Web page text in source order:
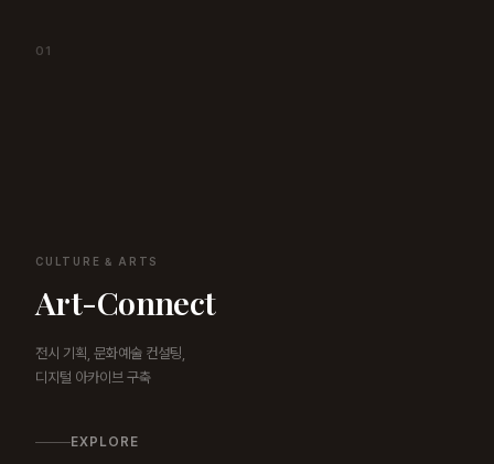
01
CULTURE & ARTS
Art-Connect
전시 기획, 문화예술 컨설팅,
디지털 아카이브 구축
EXPLORE